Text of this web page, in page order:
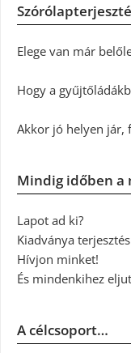
Elege van már
Hogy a
Akkor jó helyen jár,
Mindig időben a
Lapot ad ki?
Kiadványa
Hívjon minket!
És mindenkihez
A célcsoport…